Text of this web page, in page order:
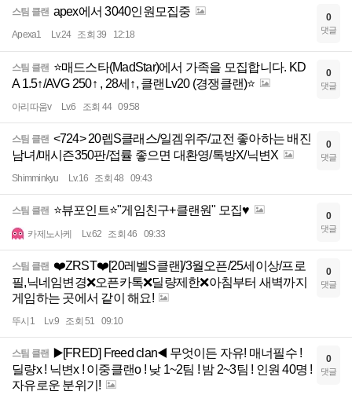
스팀 클랜 apex에서 3040인원모집중
Apexa1 Lv.24 조회 39 12:18
0
댓글
스팀 클랜 ⭐매드스타(MadStar)에서 가족을 모집합니다. KD
A 1.5↑/AVG 250↑ , 28세↑, 클랜Lv20 (경쟁클랜)⭐
아리따움v Lv.6 조회 44 09:58
0
댓글
스팀 클랜 <724> 20렙S클래스/일겜위주/교전 좋아하는 배진
남녀/매시즌350판/접률 좋으면 대환영/톡방X/닉변X
Shimminkyu Lv.16 조회 48 09:43
0
댓글
스팀 클랜 ⭐뷰포인트⭐"게임친구+클랜원" 모집♥️
카제노사케 Lv.62 조회 46 09:33
0
댓글
스팀 클랜 ❤️ZRST❤️[20레벨S클랜]/3월오픈/25세이상/프로
필,닉네임변경❌오픈카톡❌딜량제한❌아침부터 새벽까지
게임하는 곳에서 같이 해요!
뚜시1 Lv.9 조회 51 09:10
0
댓글
스팀 클랜 ▶️[FRED] Freed clan◀️ 무엇이든 자유! 매너필수 !
딜량x ! 닉변x ! 이중클랜o ! 낮 1~2팀 ! 밤 2~3팀 ! 인원 40명 !
자유로운 분위기!
0
댓글